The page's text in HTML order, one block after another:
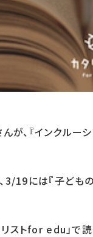
、『インクルー
、3/19には『子
トfor edu」で読